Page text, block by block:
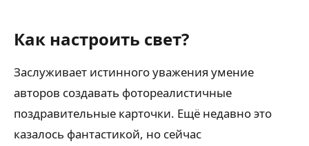
Как настроить свет?
Заслуживает истинного уважения умение
авторов создавать фотореалистичные
поздравительные карточки. Ещё недавно это
казалось фантастикой, но сейчас